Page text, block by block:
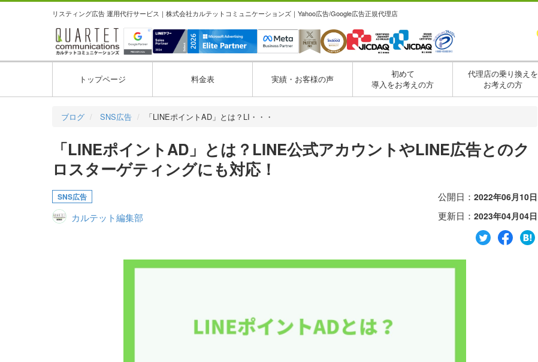
リスティング広告 運用代行サービス｜株式会社カルテットコミュニケーションズ｜Yahoo広告/Google広告正規代理店
トップページ 料金表 実績・お客様の声
初めて
導入をお考えの方
代理店の乗り換えを
お考えの方
ブログ SNS広告 「LINEポイントAD」とは？LI・・・
「LINEポイントAD」とは？LINE公式アカウントやLINE広告とのク
ロスターゲティングにも対応！
SNS広告
カルテット編集部
公開日： 2022年06月10日
更新日： 2023年04月04日